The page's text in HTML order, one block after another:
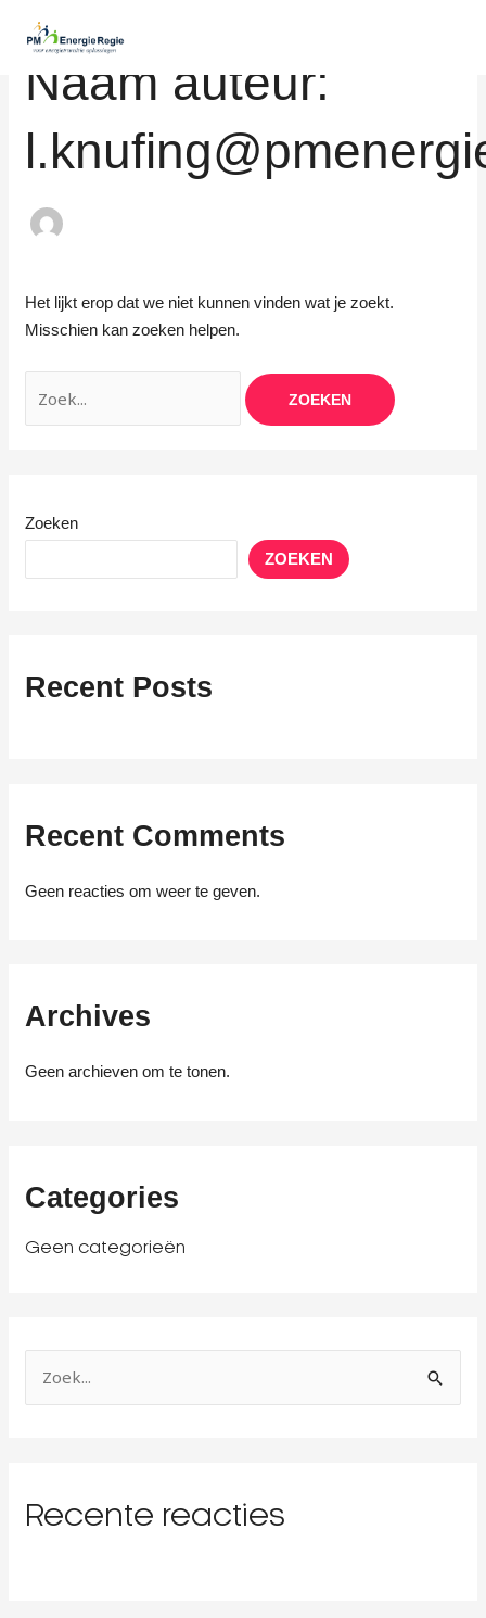
naar
inhoudNaam auteur:
Het lijkt erop dat we niet kunnen vinden wat je zoekt.
Misschien kan zoeken helpen.
naar:
Zoeken
ZOEKEN
Recent Posts
Recent Comments
Geen reacties om weer te geven.
Archives
Geen archieven om te tonen.
Categories
Geen categorieën
nRecente reacties